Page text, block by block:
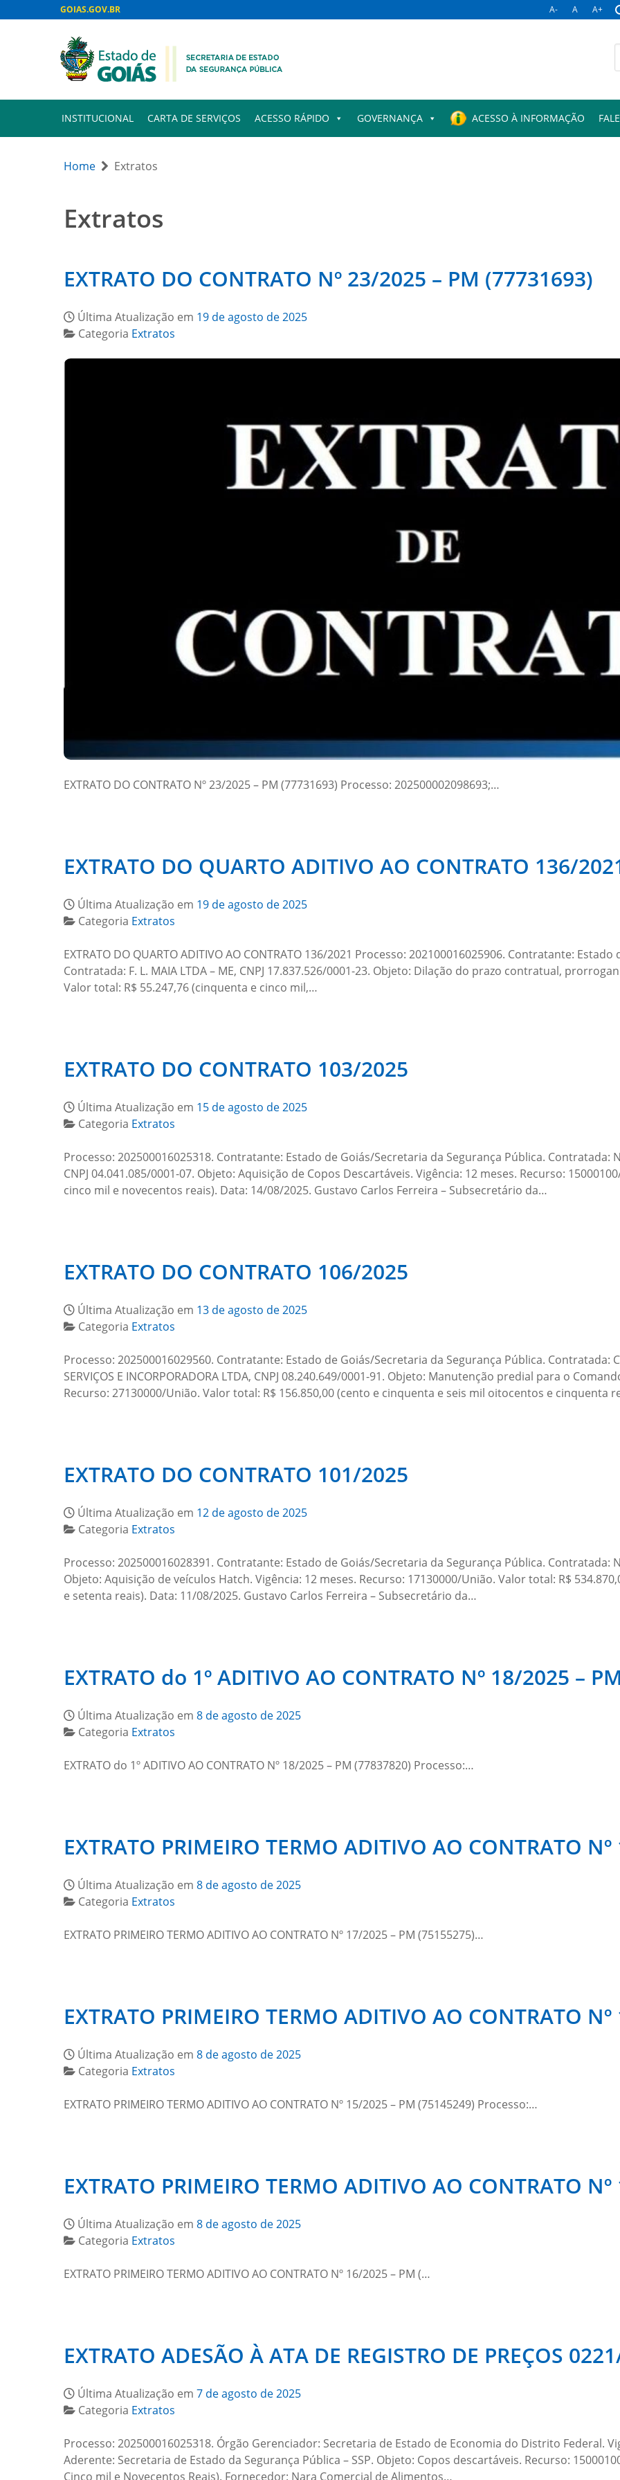
GOIAS.GOV.BR A- A A+
INSTITUCIONAL CARTA DE SERVIÇOS ACESSO RÁPIDO GOVERNANÇA ACESSO À INFORMAÇÃO
Home Extratos
Extratos
EXTRATO DO CONTRATO Nº 23/2025 – PM (77731693)
Última Atualização em 19 de agosto de 2025
Categoria Extratos
EXTRATO DO CONTRATO Nº 23/2025 – PM (77731693) Processo: 202500002098693;…
EXTRATO DO QUARTO ADITIVO AO CONTRATO 136/
Última Atualização em 19 de agosto de 2025
Categoria Extratos
EXTRATO DO QUARTO ADITIVO AO CONTRATO 136/2021 Processo: 202100016025906. Contratante:
Contratada: F. L. MAIA LTDA – ME, CNPJ 17.837.526/0001-23. Objeto: Dilação do prazo contratual,
Valor total: R$ 55.247,76 (cinquenta e cinco mil,…
EXTRATO DO CONTRATO 103/2025
Última Atualização em 15 de agosto de 2025
Categoria Extratos
Processo: 202500016025318. Contratante: Estado de Goiás/Secretaria da Segurança Pública. Contratada:
CNPJ 04.041.085/0001-07. Objeto: Aquisição de Copos Descartáveis. Vigência: 12 meses. Recurso:
cinco mil e novecentos reais). Data: 14/08/2025. Gustavo Carlos Ferreira – Subsecretário da…
EXTRATO DO CONTRATO 106/2025
Última Atualização em 13 de agosto de 2025
Categoria Extratos
Processo: 202500016029560. Contratante: Estado de Goiás/Secretaria da Segurança Pública. Contratada:
SERVIÇOS E INCORPORADORA LTDA, CNPJ 08.240.649/0001-91. Objeto: Manutenção predial para o
Recurso: 27130000/União. Valor total: R$ 156.850,00 (cento e cinquenta e seis mil oitocentos e cinquenta
EXTRATO DO CONTRATO 101/2025
Última Atualização em 12 de agosto de 2025
Categoria Extratos
Processo: 202500016028391. Contratante: Estado de Goiás/Secretaria da Segurança Pública. Contratada:
Objeto: Aquisição de veículos Hatch. Vigência: 12 meses. Recurso: 17130000/União. Valor total: R$
e setenta reais). Data: 11/08/2025. Gustavo Carlos Ferreira – Subsecretário da…
EXTRATO do 1º ADITIVO AO CONTRATO Nº 18/2025 –
Última Atualização em 8 de agosto de 2025
Categoria Extratos
EXTRATO do 1º ADITIVO AO CONTRATO Nº 18/2025 – PM (77837820) Processo:…
EXTRATO PRIMEIRO TERMO ADITIVO AO CONTRATO
Última Atualização em 8 de agosto de 2025
Categoria Extratos
EXTRATO PRIMEIRO TERMO ADITIVO AO CONTRATO Nº 17/2025 – PM (75155275)…
EXTRATO PRIMEIRO TERMO ADITIVO AO CONTRATO
Última Atualização em 8 de agosto de 2025
Categoria Extratos
EXTRATO PRIMEIRO TERMO ADITIVO AO CONTRATO Nº 15/2025 – PM (75145249) Processo:…
EXTRATO PRIMEIRO TERMO ADITIVO AO CONTRATO
Última Atualização em 8 de agosto de 2025
Categoria Extratos
EXTRATO PRIMEIRO TERMO ADITIVO AO CONTRATO Nº 16/2025 – PM (…
EXTRATO ADESÃO À ATA DE REGISTRO DE PREÇOS
Última Atualização em 7 de agosto de 2025
Categoria Extratos
Processo: 202500016025318. Órgão Gerenciador: Secretaria de Estado de Economia do Distrito Federal.
Aderente: Secretaria de Estado da Segurança Pública – SSP. Objeto: Copos descartáveis. Recurso:
Cinco mil e Novecentos Reais). Fornecedor: Nara Comercial de Alimentos…